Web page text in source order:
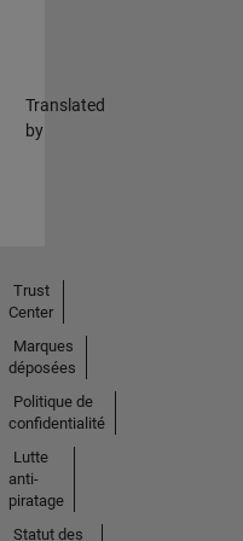
Translated
by
Trust
Center
Marques
déposées
Politique de
confidentialité
Lutte
anti-
piratage
Statut des